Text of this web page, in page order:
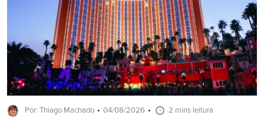
Por: Thiago Machado 04/08/2026 2 mins leitura